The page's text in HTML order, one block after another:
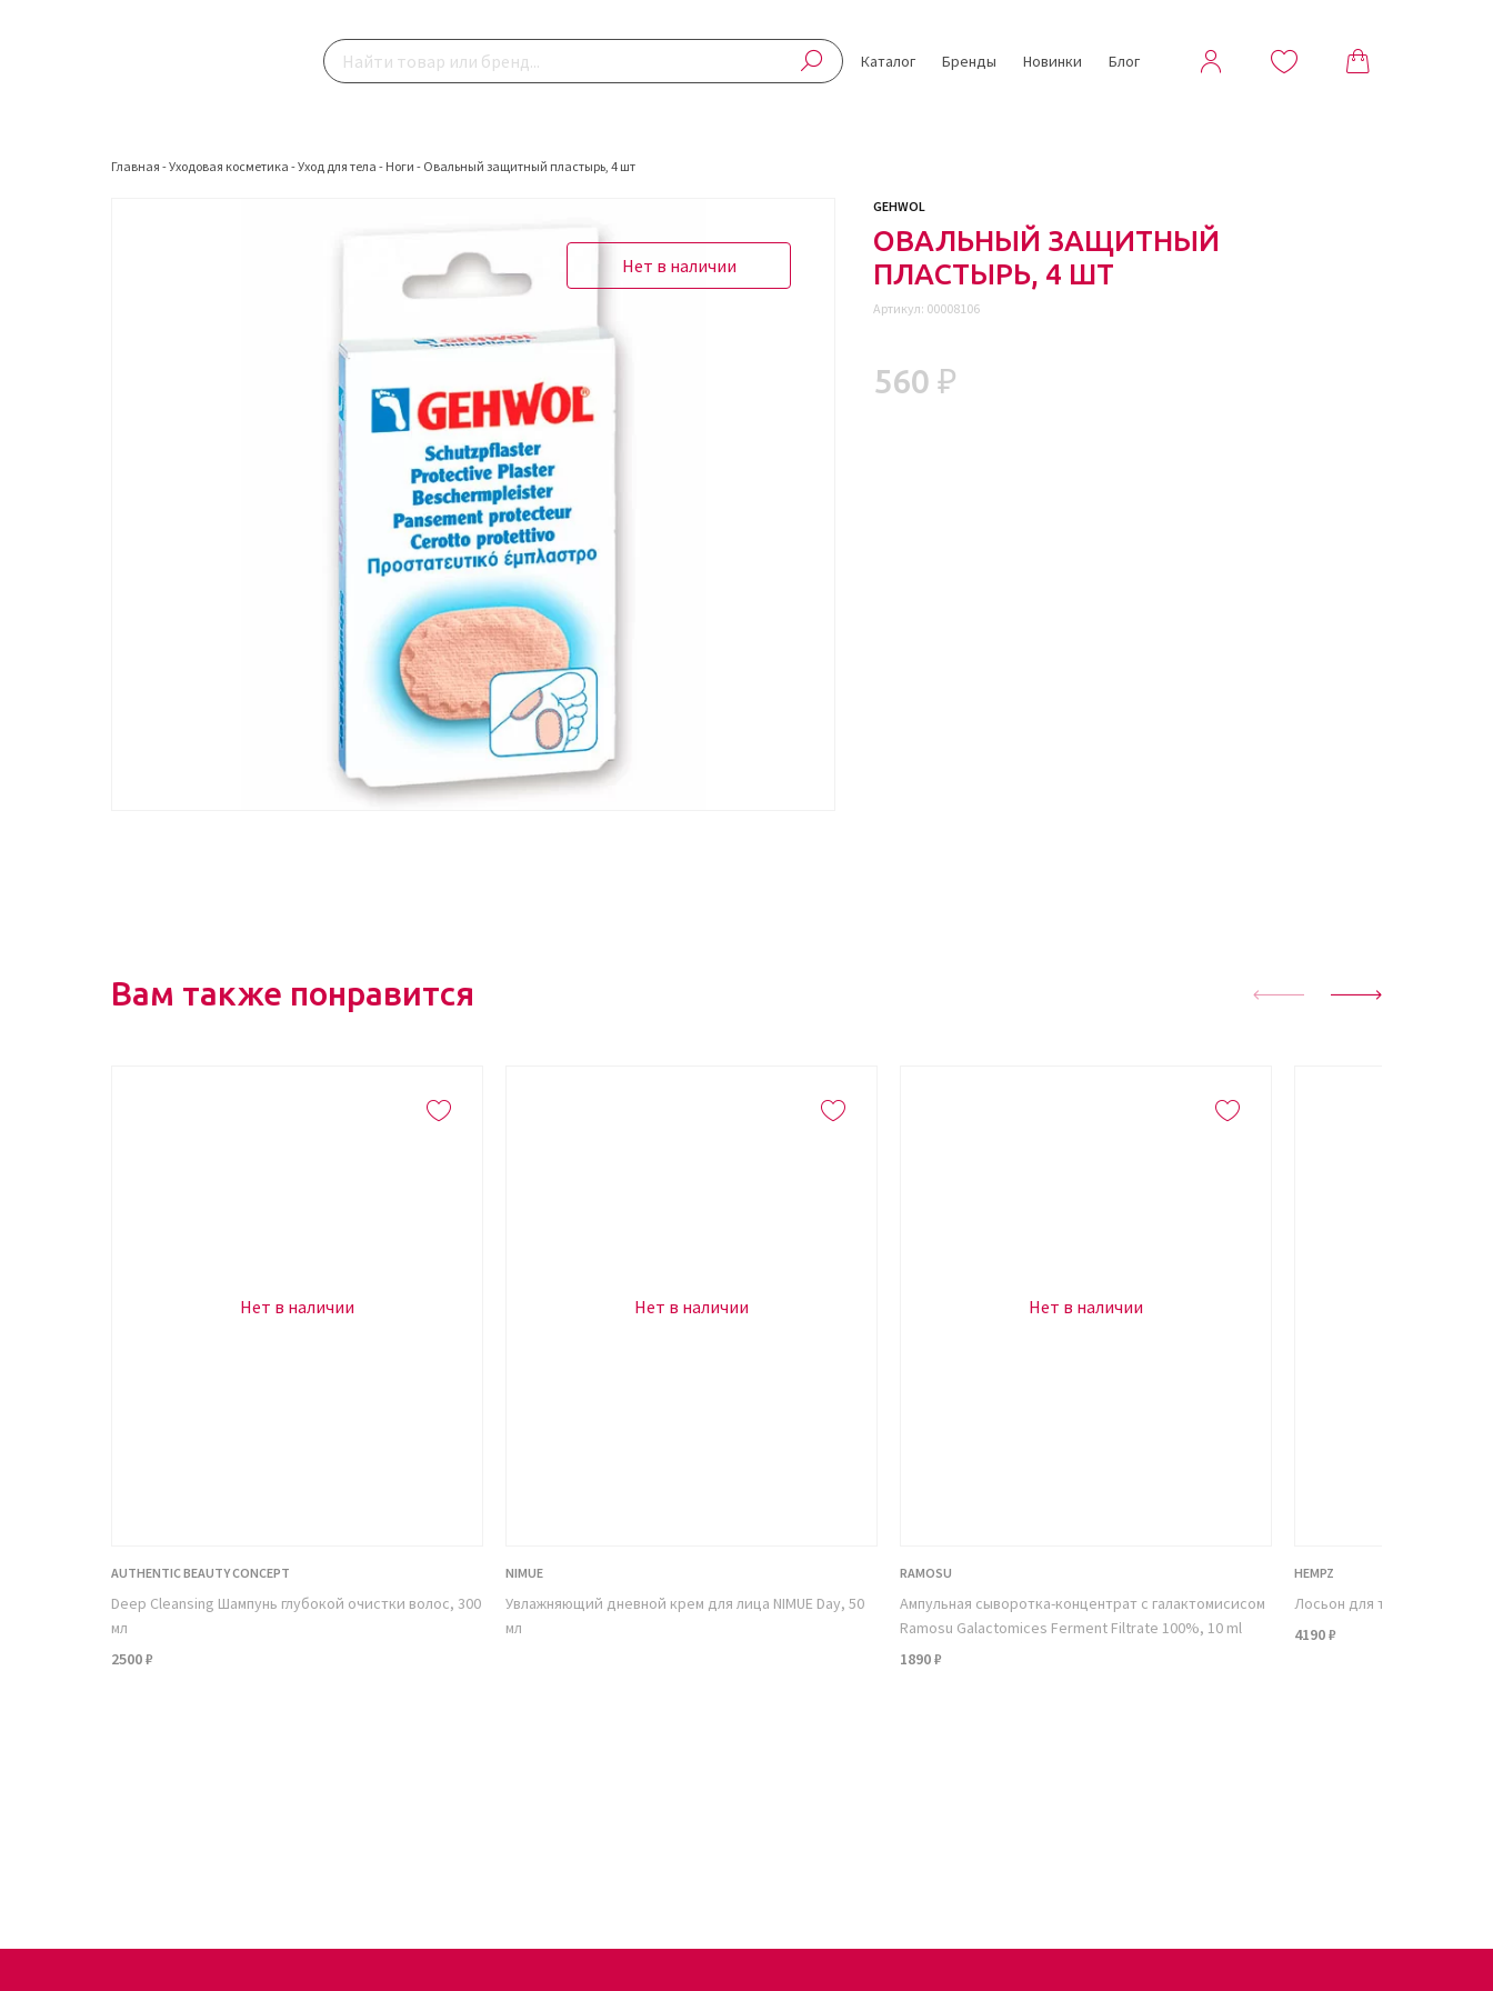
Каталог Бренды Новинки Блог
Главная -Уходовая косметика -Уход для тела - Ноги - Овальный защитный пластырь, 4 шт
Нет в наличии
GEHWOL
ОВАЛЬНЫЙ ЗАЩИТНЫЙ
ПЛАСТЫРЬ, 4 ШТ
Артикул: 00008106
560 ₽
Вам также понравится
Нет в наличии
AUTHENTIC BEAUTY CONCEPT
Deep Cleansing Шампунь глубокой очистки волос, 300
мл
2500 ₽
Нет в наличии
NIMUE
Увлажняющий дневной крем для лица NIMUE Day, 50
мл
Нет в наличии
RAMOSU
Ампульная сыворотка-концентрат с галактомисисом
Ramosu Galactomices Ferment Filtrate 100%, 10 ml
1890 ₽
HEMPZ
Лосьон для тела Тройное
4190 ₽